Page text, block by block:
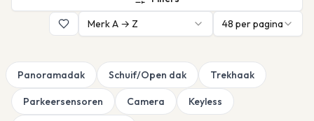
Merk A → Z
48 per pagina
Panoramadak Schuif/Open dak Trekhaak
Parkeersensoren Camera Keyless